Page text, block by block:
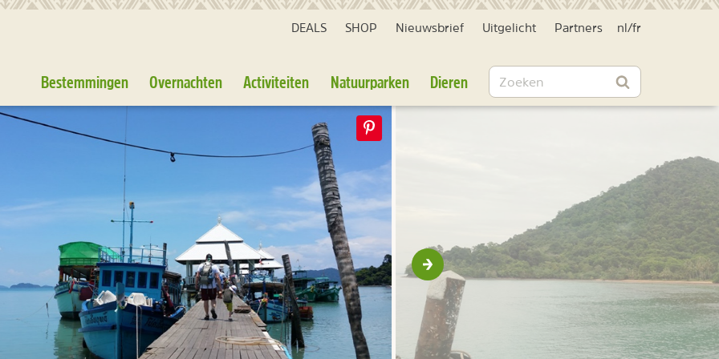
DEALS SHOP Nieuwsbrief Uitgelicht Partners nl /fr
Bestemmingen Overnachten Activiteiten Natuurparken Dieren Zoeken
Zoeken
Volgende